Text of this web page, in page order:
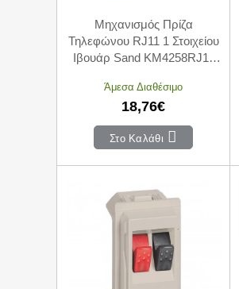
Μηχανισμός Πρίζα
Τηλεφώνου RJ11 1 Στοιχείου
Ιβουάρ Sand KM4258RJ11
Άμεσα Διαθέσιμο
18,76€
Στο Καλάθι